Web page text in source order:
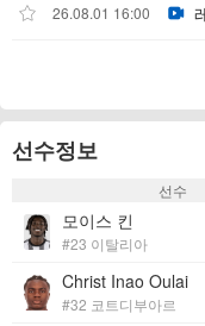
26.08.01 16:00
선수정보
선수
모이스 킨
#23 이탈리아
Christ Inao Oulai
#32 코트디부아르